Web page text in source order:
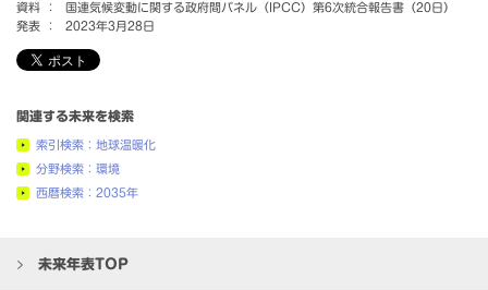
資料 ：
国連気候変動に関する政府間パネル（IPCC）第6次統合報告書（20日）
発表 ：
2023年3月28日
関連する未来を検索
索引検索：地球温暖化
分野検索：環境
西暦検索：2035年
未来年表TOP